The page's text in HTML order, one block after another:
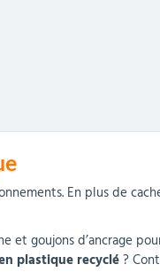
En plus de
et goujons d’ancrage
plastique recyclé?